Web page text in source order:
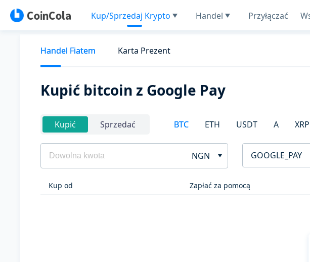
Kup/Sprzedaj Krypto Handel Przyłączać
Handel Fiatem Karta Prezent
Kupić bitcoin z Google Pay
Kupić Sprzedać BTC ETH USDT A XRP
NGN GOOGLE_PAY
Kup od Zapłać za pomocą